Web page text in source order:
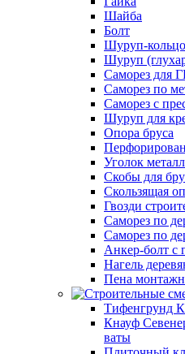
Шайба
Болт
Шуруп-кольцо
Шуруп
Саморез для
Саморез по
Саморез с
Шуруп для
Опора бруса
Уголок
Скобы для
Скользящая
Гвозди
Саморез по
Саморез по
Анкер-болт с
Нагель
Пена
Тифенгрунд
Кнауф
ваты